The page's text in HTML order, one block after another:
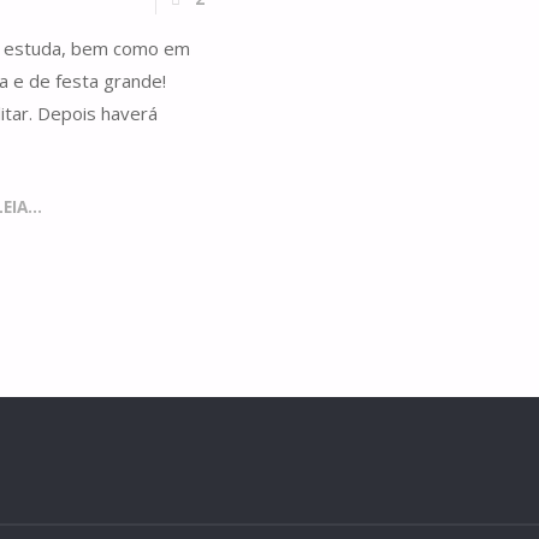
bem como em
e de festa grande!
Depois haverá